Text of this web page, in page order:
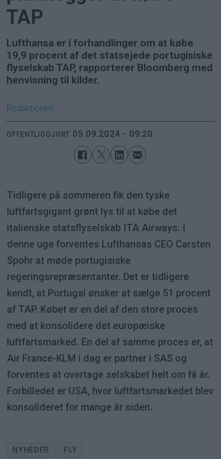
TAP
Lufthansa er i forhandlinger om at købe
19,9 procent af det statsejede portugisiske
flyselskab TAP, rapporterer Bloomberg med
henvisning til kilder.
Redaktionen
OFFENTLIGGJORT 05.09.2024 - 09:20
Tidligere på sommeren fik den tyske
luftfartsgigant grønt lys til at købe det
italienske statsflyselskab ITA Airways. I
denne uge forventes Lufthansas CEO Carsten
Spohr at møde portugisiske
regeringsrepræsentanter. Det er tidligere
kendt, at Portugal ønsker at sælge 51 procent
af TAP. Købet er en del af den store proces
med at konsolidere det europæiske
luftfartsmarked. En del af samme proces er, at
Air France-KLM i dag er partner i SAS og
forventes at overtage selskabet helt om få år.
Forbilledet er USA, hvor luftfartsmarkedet blev
konsolideret for mange år siden.
NYHEDER FLY